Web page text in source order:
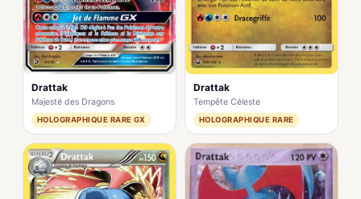
Drattak
Majesté des Dragons
HOLOGRAPHIQUE RARE GX
Drattak
Tempête Céleste
HOLOGRAPHIQUE RARE